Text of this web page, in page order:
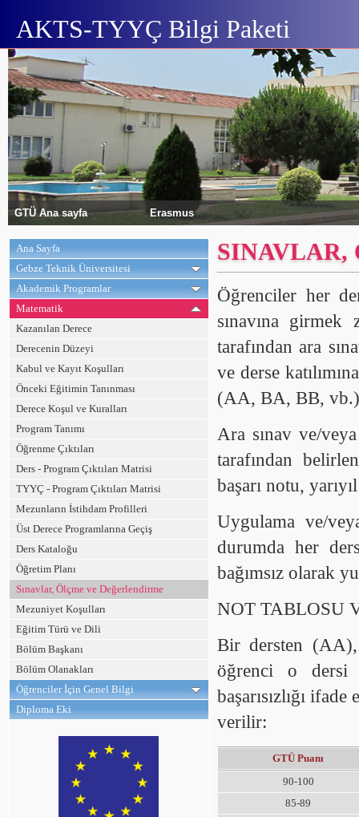
AKTS-TYYÇ Bilgi Paketi
GTÜ Ana sayfa Erasmus
Ana Sayfa
Gebze Teknik Üniversitesi
Akademik Programlar
Matematik
Kazanılan Derece
Derecenin Düzeyi
Kabul ve Kayıt Koşulları
Önceki Eğitimin Tanınması
Derece Koşul ve Kuralları
Program Tanımı
Öğrenme Çıktıları
Ders - Program Çıktıları Matrisi
TYYÇ - Program Çıktıları Matrisi
Mezunların İstihdam Profilleri
Üst Derece Programlarına Geçiş
Ders Kataloğu
Öğretim Planı
Sınavlar, Ölçme ve Değerlendirme
Mezuniyet Koşulları
Eğitim Türü ve Dili
Bölüm Başkanı
Bölüm Olanakları
Öğrenciler İçin Genel Bilgi
Diploma Eki
SINAVLAR,
Öğrenciler her
sınavına girmek
tarafından ara
ve derse
(AA, BA, BB,
Ara sınav ve/
tarafından
başarı notu,
Uygulama ve/
durumda her
bağımsız olarak
NOT TABLOSU
Bir dersten
öğrenci o dersi
başarısızlığı
verilir:
GTÜ Puanı
90-100
85-89